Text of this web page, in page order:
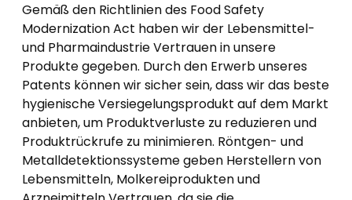
Gemäß den Richtlinien des Food Safety
Modernization Act haben wir der Lebensmittel-
und Pharmaindustrie Vertrauen in unsere
Produkte gegeben. Durch den Erwerb unseres
Patents können wir sicher sein, dass wir das beste
hygienische Versiegelungsprodukt auf dem Markt
anbieten, um Produktverluste zu reduzieren und
Produktrückrufe zu minimieren. Röntgen- und
Metalldetektionssysteme geben Herstellern von
Lebensmitteln, Molkereiprodukten und